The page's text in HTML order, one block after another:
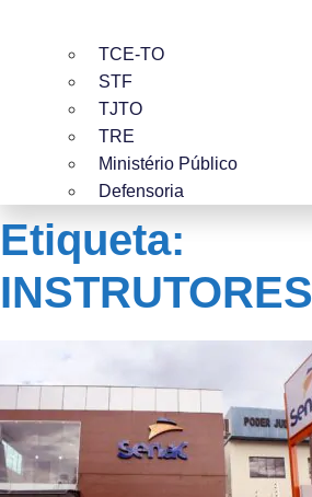
TCE-TO
STF
TJTO
TRE
Ministério Público
Defensoria
Etiqueta:
INSTRUTORES